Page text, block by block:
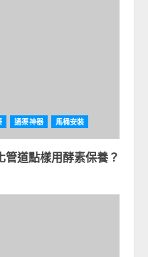
通渠神器 馬桶安裝
道點樣用酵素保養？